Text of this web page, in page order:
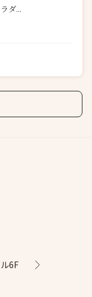
円）。 前菜サラダ...
6F